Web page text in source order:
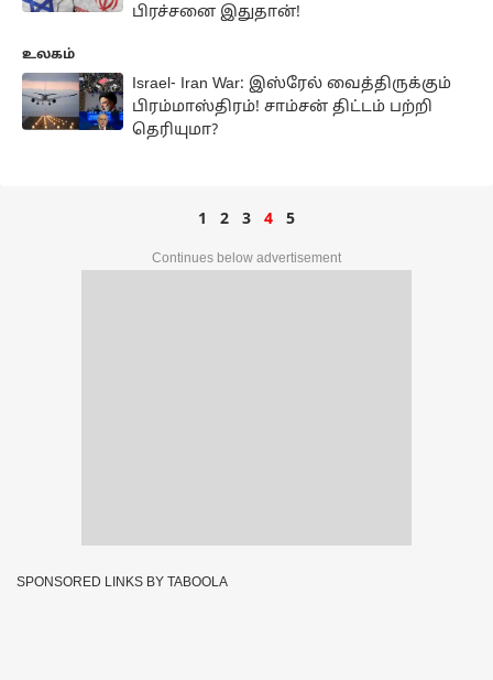
பிரச்சனை இதுதான்!
உலகம்
Israel- Iran War: இஸ்ரேல் வைத்திருக்கும்
பிரம்மாஸ்திரம்! சாம்சன் திட்டம் பற்றி
தெரியுமா?
1 2 3 4 5
Continues below advertisement
SPONSORED LINKS BY TABOOLA